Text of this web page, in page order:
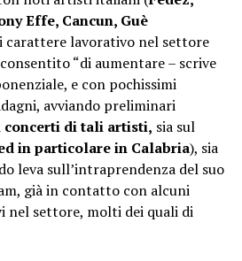
Effe, Cancun, Guè
carattere lavorativo nel settore
“di aumentare – scrive
e con pochissimi
avviando preliminari
concerti di tali artisti, sia sul
in particolare in Calabria), sia
leva sull’intraprendenza del suo
già in contatto con alcuni
settore, molti dei quali di